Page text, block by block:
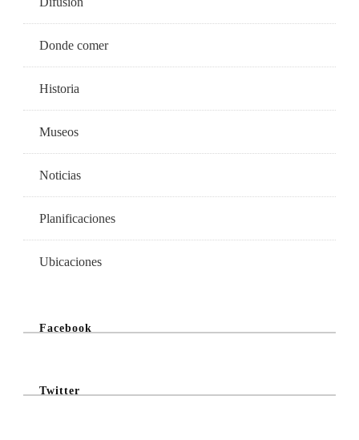
Donde comer
Historia
Museos
Noticias
Planificaciones
Ubicaciones
Facebook
Twitter